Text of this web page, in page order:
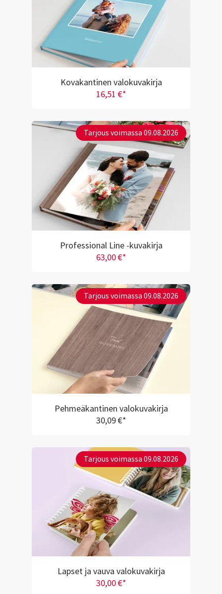
Kovakantinen valokuvakirja
16,51 €*
Tarjous voimassa 09.08.2026
Professional Line -kuvakirja
63,00 €*
Tarjous voimassa 09.08.2026
Pehmeäkantinen valokuvakirja
30,09 €*
Tarjous voimassa 09.08.2026
Lapset ja vauva valokuvakirja
30,00 €*